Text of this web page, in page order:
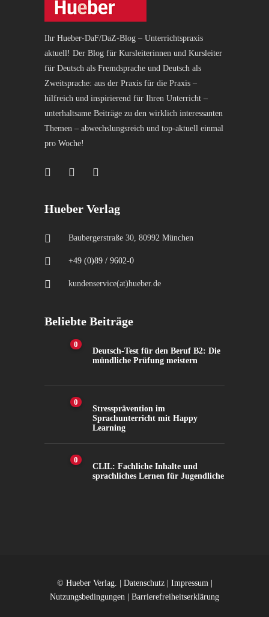
Ihr Hueber-DaF/DaZ-Blog – Unterrichtspraxis
aktuell! Der Blog für Kursleiterinnen und Kursleiter
für Deutsch als Fremdsprache und Deutsch als
Zweitsprache: aus der Praxis für die Praxis –
hilfreich und inspirierend für Ihren Unterricht –
unterhaltsame Beiträge zu den wirklich interessanten
Themen – abwechslungsreich und top-aktuell einmal
pro Woche!
Hueber Verlag
Baubergerstraße 30, 80992 München
+49 (0)89 / 9602-0
kundenservice(at)hueber.de
Beliebte Beiträge
0
Deutsch-Test für den Beruf B2: Die
mündliche Prüfung meistern
0
Stressprävention im
Sprachunterricht mit Happy
Learning
0
CLIL: Fachliche Inhalte und
sprachliches Lernen für Jugendliche
© Hueber Verlag. | Datenschutz| Impressum|
Nutzungsbedingungen
Barrierefreiheitserklärung